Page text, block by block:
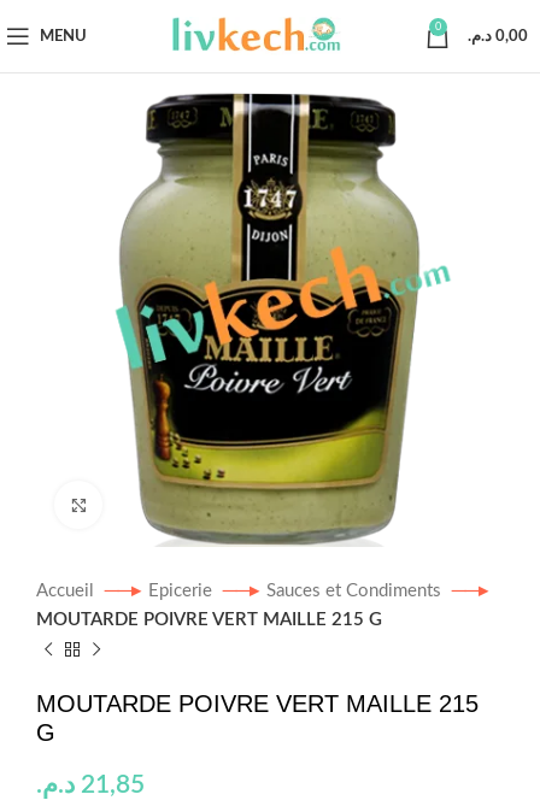
MENU
0
0,00 د.م.
Click to enlarge
Accueil Epicerie
Sauces et Condiments
MOUTARDE POIVRE VERT MAILLE 215 G
MOUTARDE POIVRE VERT MAILLE 215
G
21,85 د.م.